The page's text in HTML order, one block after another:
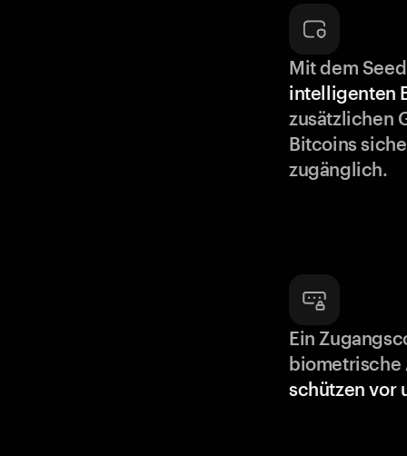
Mit dem
intelligenten
zusätzlichen
Bitcoins
zugänglich.
Ein
biometrische
schützen vor